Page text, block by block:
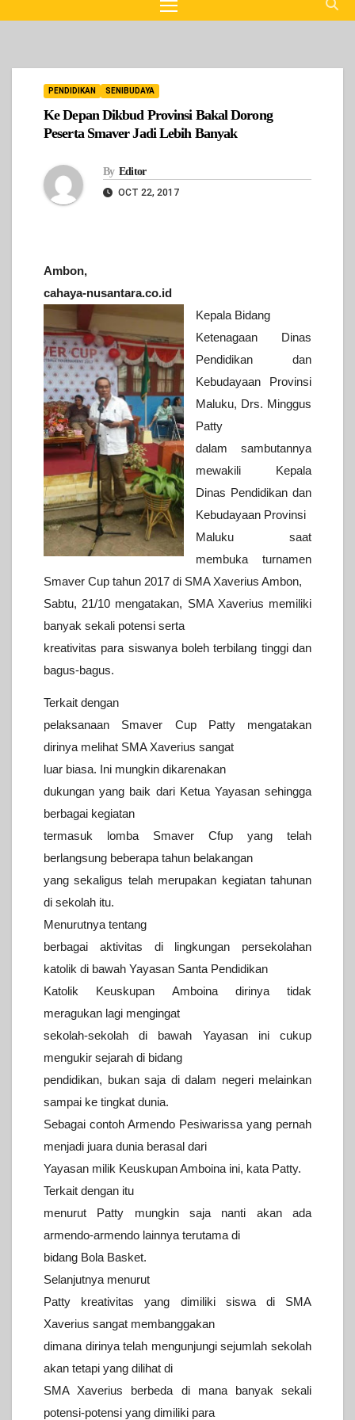
PENDIDIKAN SENIBUDAYA
Ke Depan Dikbud Provinsi Bakal Dorong
Peserta Smaver Jadi Lebih Banyak
By Editor
OCT 22, 2017
Ambon,
cahaya-nusantara.co.id
Kepala Bidang
Ketenagaan Dinas
Pendidikan dan
Kebudayaan Provinsi
Maluku, Drs. Minggus
Patty
dalam sambutannya
mewakili Kepala
Dinas Pendidikan dan
Kebudayaan Provinsi
Maluku saat
membuka turnamen
Smaver Cup tahun 2017 di SMA Xaverius Ambon,
Sabtu, 21/10 mengatakan, SMA Xaverius memiliki
banyak sekali potensi serta
kreativitas para siswanya boleh terbilang tinggi dan
bagus-bagus.
Terkait dengan
pelaksanaan Smaver Cup Patty mengatakan
dirinya melihat SMA Xaverius sangat
luar biasa. Ini mungkin dikarenakan
dukungan yang baik dari Ketua Yayasan sehingga
berbagai kegiatan
termasuk lomba Smaver Cfup yang telah
berlangsung beberapa tahun belakangan
yang sekaligus telah merupakan kegiatan tahunan
di sekolah itu.
Menurutnya tentang
berbagai aktivitas di lingkungan persekolahan
katolik di bawah Yayasan Santa Pendidikan
Katolik Keuskupan Amboina dirinya tidak
meragukan lagi mengingat
sekolah-sekolah di bawah Yayasan ini cukup
mengukir sejarah di bidang
pendidikan, bukan saja di dalam negeri melainkan
sampai ke tingkat dunia.
Sebagai contoh Armendo Pesiwarissa yang pernah
menjadi juara dunia berasal dari
Yayasan milik Keuskupan Amboina ini, kata Patty.
Terkait dengan itu
menurut Patty mungkin saja nanti akan ada
armendo-armendo lainnya terutama di
bidang Bola Basket.
Selanjutnya menurut
Patty kreativitas yang dimiliki siswa di SMA
Xaverius sangat membanggakan
dimana dirinya telah mengunjungi sejumlah sekolah
akan tetapi yang dilihat di
SMA Xaverius berbeda di mana banyak sekali
potensi-potensi yang dimiliki para